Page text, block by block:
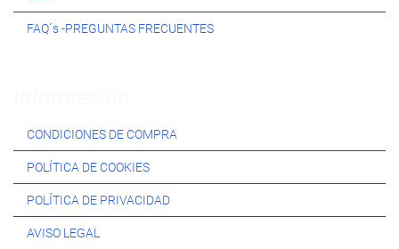
FAQ´s -PREGUNTAS FRECUENTES
CONDICIONES DE COMPRA
POLÍTICA DE COOKIES
POLÍTICA DE PRIVACIDAD
AVISO LEGAL